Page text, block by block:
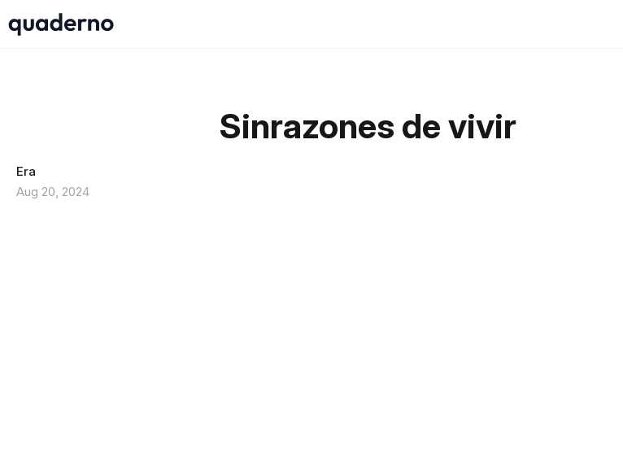
Sinrazones de vivir
Era
Aug 20, 2024